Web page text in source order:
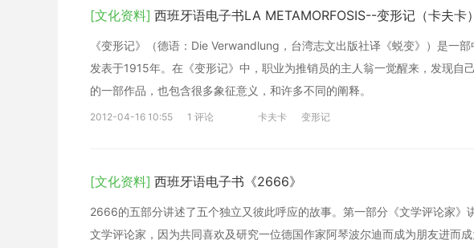
[文化资料] 西班牙语电子书LA METAMORFOSIS--变形记（卡夫卡）
《变形记》（德语：Die Verwandlung，台湾志文出版社译《蜕变》）是一
发表于1915年。在《变形记》中，职业为推销员的主人翁一觉醒来，发现自
的一部作品，也包含很多象征意义，和许多不同的阐释。
2012-04-16 10:55 1 评论 卡夫卡 变形记
[文化资料] 西班牙语电子书《2666》
2666的五部分讲述了五个独立又彼此呼应的故事。第一部分《文学评论家》
文学评论家，因为共同喜欢及研究一位德国作家阿琴波尔迪而成为朋友进而